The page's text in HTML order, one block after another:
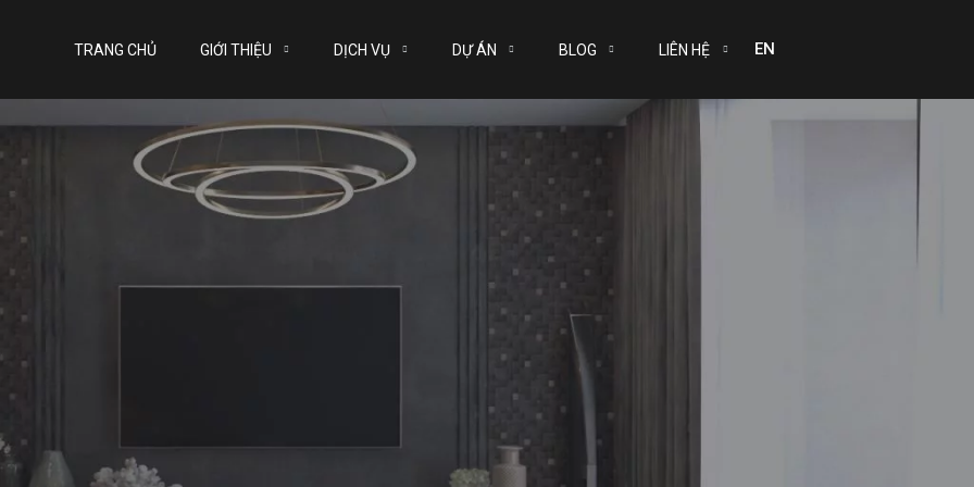
TRANG CHỦ GIỚI THIỆU DỊCH VỤ DỰ ÁN BLOG LIÊN HỆ EN
tiền oan
cao - Vật liệu thân thiện môi trường
mái